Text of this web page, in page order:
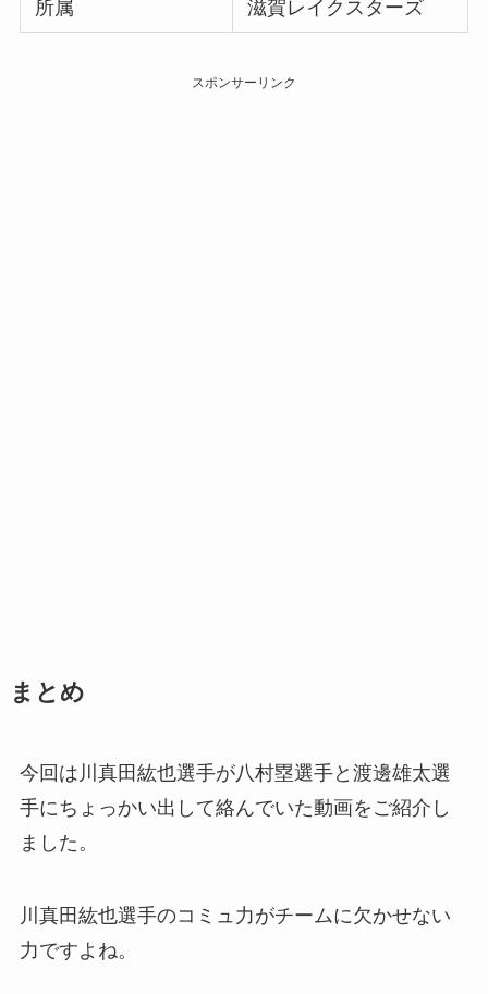
所属 滋賀レイクスターズ
スポンサーリンク
まとめ
今回は川真田紘也選手が八村塁選手と渡邊雄太選
手にちょっかい出して絡んでいた動画をご紹介し
ました。
川真田紘也選手のコミュ力がチームに欠かせない
力ですよね。